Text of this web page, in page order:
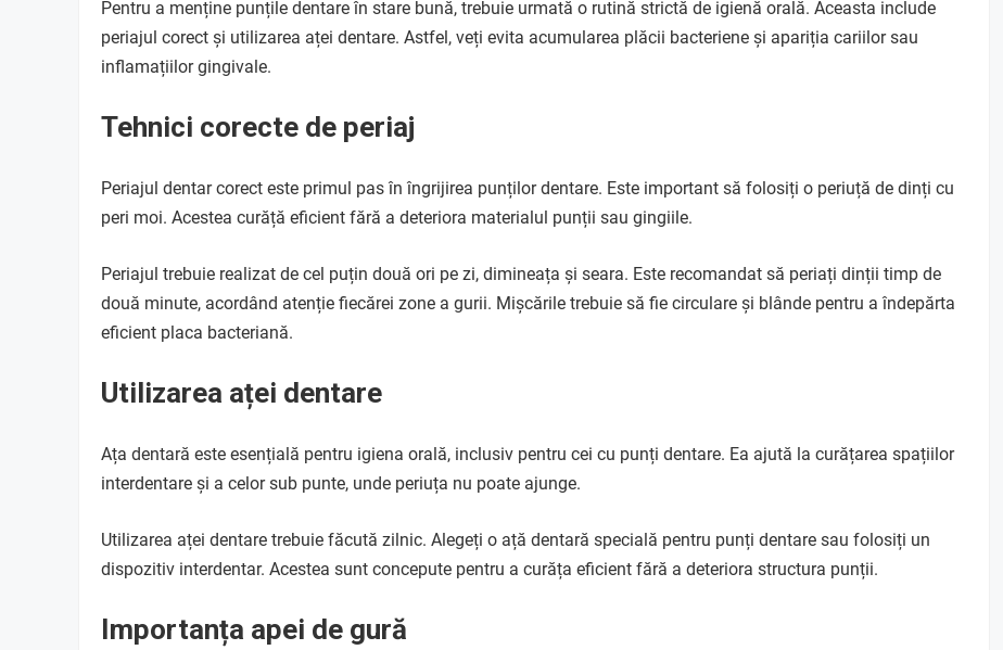
Pentru a menține punțile dentare în stare bună, trebuie urmată o rutină strictă de igienă orală. Aceasta include
periajul corect și utilizarea aței dentare. Astfel, veți evita acumularea plăcii bacteriene și apariția cariilor sau
inflamațiilor gingivale.
Tehnici corecte de periaj
Periajul dentar corect este primul pas în îngrijirea punților dentare. Este important să folosiți o periuță de dinți cu
peri moi. Acestea curăță eficient fără a deteriora materialul punții sau gingiile.
Periajul trebuie realizat de cel puțin două ori pe zi, dimineața și seara. Este recomandat să periați dinții timp de
două minute, acordând atenție fiecărei zone a gurii. Mișcările trebuie să fie circulare și blânde pentru a îndepărta
eficient placa bacteriană.
Utilizarea aței dentare
Ața dentară este esențială pentru igiena orală, inclusiv pentru cei cu punți dentare. Ea ajută la curățarea spațiilor
interdentare și a celor sub punte, unde periuța nu poate ajunge.
Utilizarea aței dentare trebuie făcută zilnic. Alegeți o ață dentară specială pentru punți dentare sau folosiți un
dispozitiv interdentar. Acestea sunt concepute pentru a curăța eficient fără a deteriora structura punții.
Importanța apei de gură